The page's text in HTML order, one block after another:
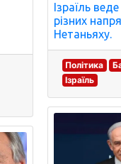
Ізраїль
різних
Нетаньяху.
Політика
Ізраїль